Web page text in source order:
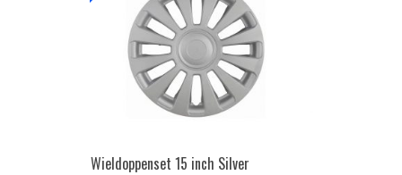
Wieldoppenset 15 inch Silver